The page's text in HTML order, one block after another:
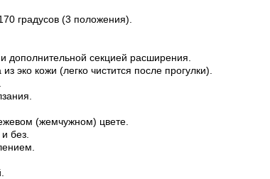
градусов (3 положения).
дополнительной секцией расширения.
эко кожи (легко чистится после прогулки).
(жемчужном) цвете.
без.